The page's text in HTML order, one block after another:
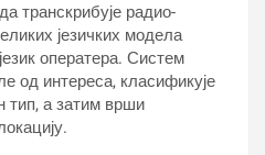
транскрибује радио-
језичких модела
оператера. Систем
од интереса, класификује
тип, а затим врши